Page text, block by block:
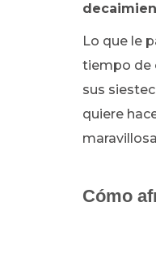
Lo que le
tiempo de
sus
quiere
Cómo